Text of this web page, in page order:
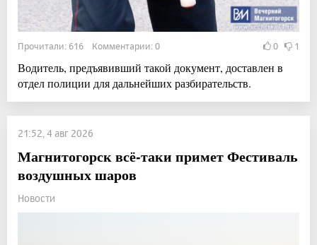
Прочитали: 616 Комментарии: 0 0 1
Водитель, предъявивший такой документ, доставлен в
отдел полиции для дальнейших разбирательств.
21:52, 4 авг 2026
Магнитогорск всё-таки примет Фестиваль
воздушных шаров
Новости